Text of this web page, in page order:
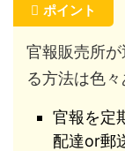
ポイント
官報販売所
る方法は色
官報を定
配達or郵